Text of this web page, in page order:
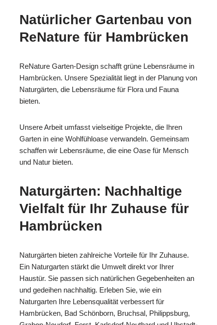
Natürlicher Gartenbau von
ReNature für Hambrücken
ReNature Garten-Design schafft grüne Lebensräume in
Hambrücken. Unsere Spezialität liegt in der Planung von
Naturgärten, die Lebensräume für Flora und Fauna
bieten.
Unsere Arbeit umfasst vielseitige Projekte, die Ihren
Garten in eine Wohlfühloase verwandeln. Gemeinsam
schaffen wir Lebensräume, die eine Oase für Mensch
und Natur bieten.
Naturgärten: Nachhaltige
Vielfalt für Ihr Zuhause für
Hambrücken
Naturgärten bieten zahlreiche Vorteile für Ihr Zuhause.
Ein Naturgarten stärkt die Umwelt direkt vor Ihrer
Haustür. Sie passen sich natürlichen Gegebenheiten an
und gedeihen nachhaltig. Erleben Sie, wie ein
Naturgarten Ihre Lebensqualität verbessert für
Hambrücken, Bad Schönborn, Bruchsal, Philippsburg,